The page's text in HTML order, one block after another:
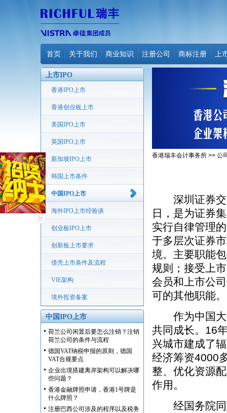
首页 关于我们 商业知识 注册公司 商标注册 上
上市IPO
香港IPO上市
香港创业板上市
美国IPO上市
英国IPO上市
新加坡IPO上市
韩国上市条件
中国IPO上市
海外IPO上市经验谈
创业板IPO上市
创新板上市要求
借壳上市条件及流程
VIE架构
境外投资备案
中国IPO上市
荷兰公司闲置后要怎么注销？注销
荷兰公司的条件与流程
德国VAT纳税申报的原则，德国
VAT合规要点
企业出境搭建离岸架构可以解决哪
些问题？
香港金融牌照申请，香港1号牌是
什么牌照？
注册巴西公司涉及的程序以及税务
香港瑞丰会计事务所 >> 公
深圳证券交
日，是为证券
实行自律管理
于多层次证券
境。主要职能
规则；接受上
会员和上市公
可的其他职能。
作为中国大
共同成长。16
兴城市建成了
经济筹资4000
整、优化资源
作用。
经国务院同